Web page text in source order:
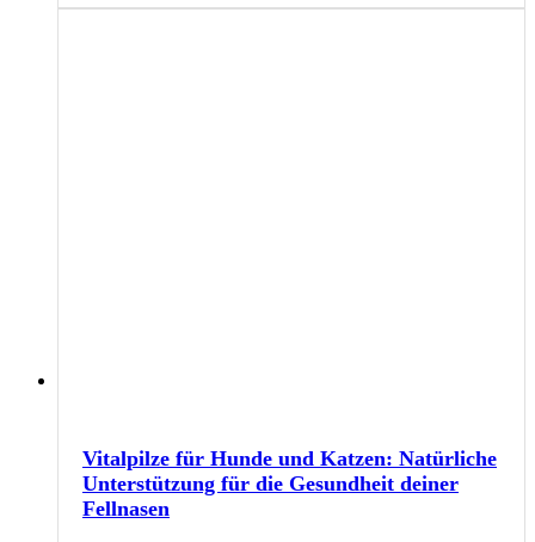
Vitalpilze für Hunde und Katzen: Natürliche
Unterstützung für die Gesundheit deiner
Fellnasen